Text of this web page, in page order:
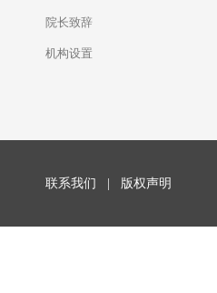
院长致辞
机构设置
联系我们 版权声明